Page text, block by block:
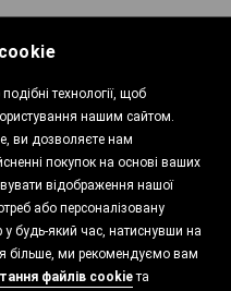
технології, щоб
нашим сайтом.
ви дозволяєте нам
покупок на основі ваших
відображення нашої
або персоналізовану
у будь-який час, натиснувши на
більше, ми рекомендуємо вам
файлів cookieта